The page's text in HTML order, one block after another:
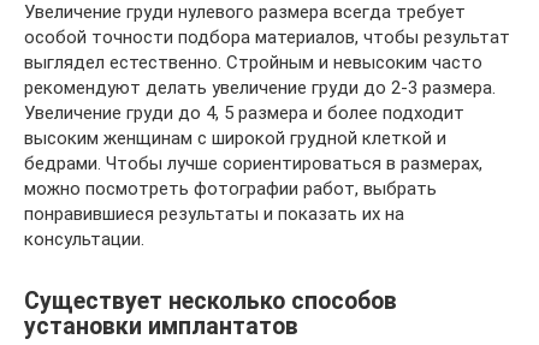
Увеличение груди нулевого размера всегда требует
особой точности подбора материалов, чтобы результат
выглядел естественно. Стройным и невысоким часто
рекомендуют делать увеличение груди до 2-3 размера.
Увеличение груди до 4, 5 размера и более подходит
высоким женщинам с широкой грудной клеткой и
бедрами. Чтобы лучше сориентироваться в размерах,
можно посмотреть фотографии работ, выбрать
понравившиеся результаты и показать их на
консультации.
Существует несколько способов
установки имплантатов